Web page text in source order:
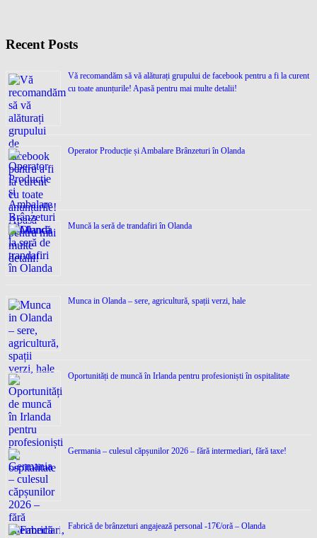
Recent Posts
Vă recomandăm să vă alăturați grupului de facebook pentru a fi la curent
cu toate anunțurile! Apasă pentru mai multe detalii!
Operator Producție și Ambalare Brânzeturi în Olanda
Muncă la seră de trandafiri în Olanda
Munca in Olanda – sere, agricultură, spații verzi, hale
Oportunități de muncă în Irlanda pentru profesioniști în ospitalitate
Germania – culesul căpșunilor 2026 – fără intermediari, fără taxe!
Fabrică de brânzeturi angajează personal -17€/oră – Olanda